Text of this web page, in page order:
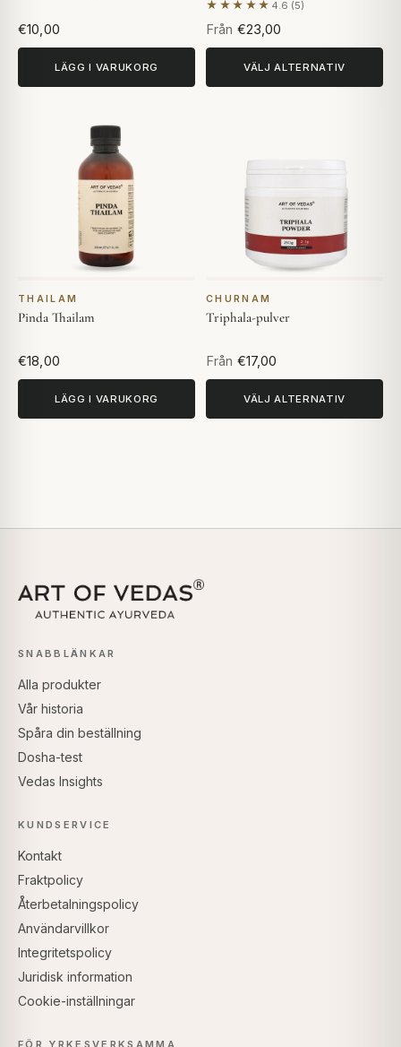
€10,00
LÄGG I VARUKORG
★★★★★ 4.6 (5)
Baserat på 5 recensioner
Från €23,00
VÄLJ ALTERNATIV
THAILAM
Pinda Thailam
€18,00
LÄGG I VARUKORG
CHURNAM
Triphala-pulver
Från €17,00
VÄLJ ALTERNATIV
SNABBLÄNKAR
Alla produkter
Vår historia
Spåra din beställning
Dosha-test
Vedas Insights
KUNDSERVICE
Kontakt
Fraktpolicy
Återbetalningspolicy
Användarvillkor
Integritetspolicy
Juridisk information
Cookie-inställningar
FÖR YRKESVERKSAMMA